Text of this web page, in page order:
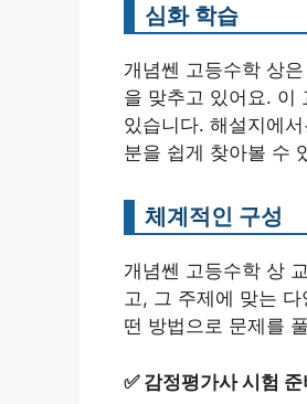
심화 학습
개념쎈 고등수학 상
을 맞추고 있어요. 이
있습니다. 해설지에
분을 쉽게 찾아볼 수
체계적인 구성
개념쎈 고등수학 상
고, 그 주제에 맞는
떤 방법으로 문제를
✅ 감정평가사 시험